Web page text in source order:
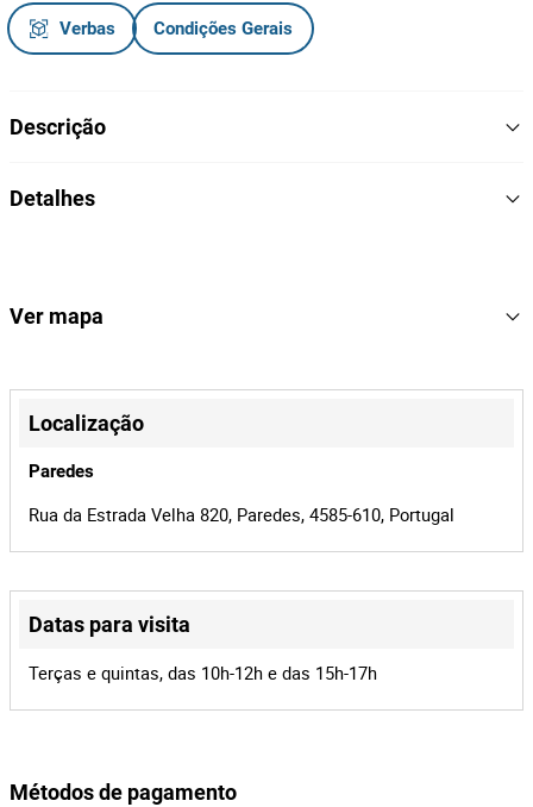
Verbas Condições Gerais
Descrição
Marca: Fytter
Nº de série: 8436549918223
Detalhes
Referência
Id do leilão 41661
Id do lote
Ver mapa
+
−
Leaflet ©OpenStreetMap
Localização
Paredes
Rua da Estrada Velha 820, Paredes, 4585-610, Portugal
Datas para visita
Terças e quintas, das 10h-12h e das 15h-17h
Métodos de pagamento